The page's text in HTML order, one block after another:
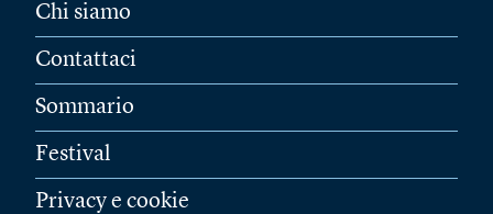
Chi siamo
Contattaci
Sommario
Festival
Privacy e cookie